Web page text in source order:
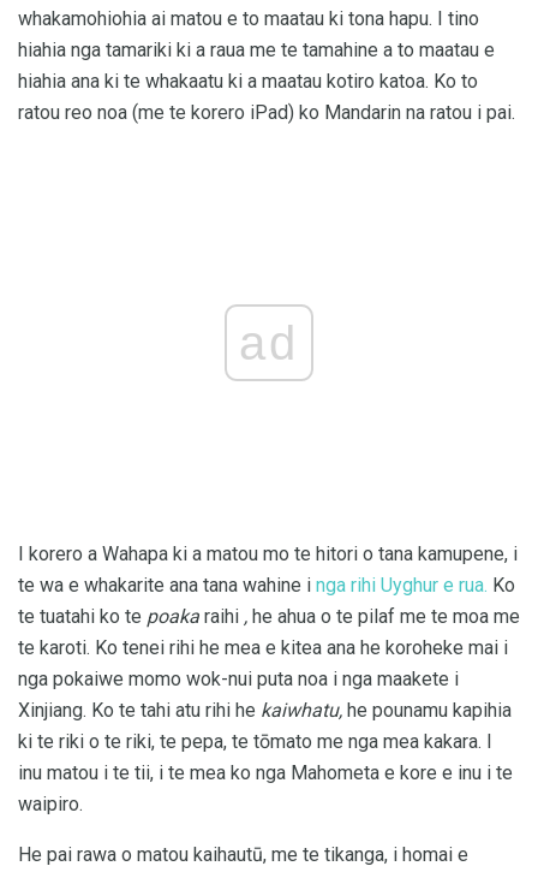
whakamohiohia ai matou e to maatau ki tona hapu. I tino
hiahia nga tamariki ki a raua me te tamahine a to maatau e
hiahia ana ki te whakaatu ki a maatau kotiro katoa. Ko to
ratou reo noa (me te korero iPad) ko Mandarin na ratou i pai.
ad
I korero a Wahapa ki a matou mo te hitori o tana kamupene, i
te wa e whakarite ana tana wahine i nga rihi Uyghur e rua. Ko
te tuatahi ko te poaka raihi , he ahua o te pilaf me te moa me
te karoti. Ko tenei rihi he mea e kitea ana he koroheke mai i
nga pokaiwe momo wok-nui puta noa i nga maakete i
Xinjiang. Ko te tahi atu rihi he kaiwhatu, he pounamu kapihia
ki te riki o te riki, te pepa, te tōmato me nga mea kakara. I
inu matou i te tii, i te mea ko nga Mahometa e kore e inu i te
waipiro.
He pai rawa o matou kaihautū, me te tikanga, i homai e